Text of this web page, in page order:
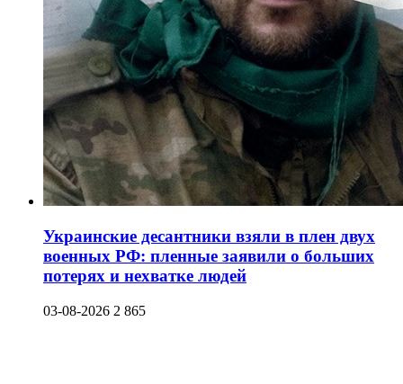
Украинские десантники взяли в плен двух
военных РФ: пленные заявили о больших
потерях и нехватке людей
03-08-2026 2 865